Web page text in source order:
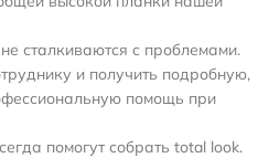
сталкиваются с проблемами.
и получить подробную,
помощь при
помогут собрать total look.